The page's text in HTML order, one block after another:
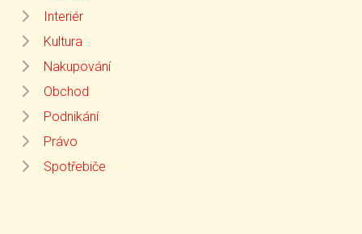
Interiér
Kultura
Nakupování
Obchod
Podnikání
Právo
Spotřebiče